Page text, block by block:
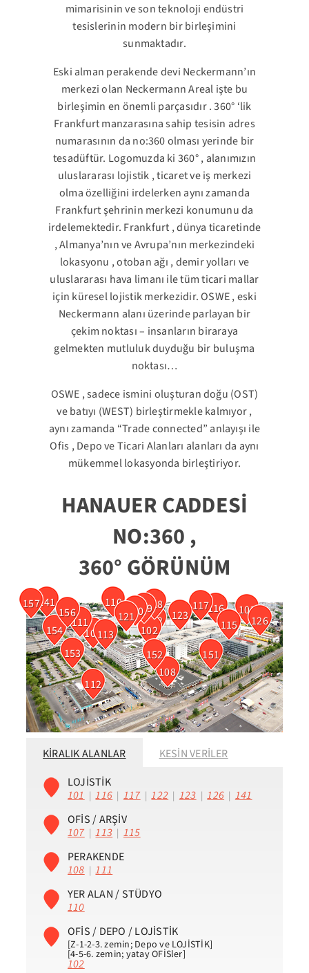
mimarisinin ve son teknoloji endüstri
tesislerinin modern bir birleşimini
sunmaktadır.
Eski alman perakende devi Neckermann’ın
merkezi olan Neckermann Areal işte bu
birleşimin en önemli parçasıdır . 360° ‘lik
Frankfurt manzarasına sahip tesisin adres
numarasının da no:360 olması yerinde bir
tesadüftür. Logomuzda ki 360° , alanımızın
uluslararası lojistik , ticaret ve iş merkezi
olma özelliğini irdelerken aynı zamanda
Frankfurt şehrinin merkezi konumunu da
irdelemektedir. Frankfurt , dünya ticaretinde
, Almanya’nın ve Avrupa’nın merkezindeki
lokasyonu , otoban ağı , demir yolları ve
uluslararası hava limanı ile tüm ticari mallar
için küresel lojistik merkezidir. OSWE , eski
Neckermann alanı üzerinde parlayan bir
çekim noktası – insanların biraraya
gelmekten mutluluk duyduğu bir buluşma
noktası…
OSWE , sadece ismini oluşturan doğu (OST)
ve batıyı (WEST) birleştirmekle kalmıyor ,
aynı zamanda “Trade connected” anlayışı ile
Ofis , Depo ve Ticari Alanları alanları da aynı
mükemmel lokasyonda birleştiriyor.
HANAUER CADDESİ
NO:360 ,
360° GÖRÜNÜM
101
116
117
122 123 126
141
107113
115
108
111
110
102
118
119
120
121
151
152
153
154
156
157
112
KIRALIK ALANLAR
KESİN VERİLER
LOJİSTİK
101 | 116 | 117 | 122 | 123 | 126 | 141
OFİS / ARŞIV
107 | 113 | 115
PERAKENDE
108 | 111
YER ALAN / STÜDYO
110
OFİS / DEPO / LOJİSTİK
[Z-1-2-3. zemin; Depo ve LOJİSTİK]
[4-5-6. zemin; yatay OFİSler]
102